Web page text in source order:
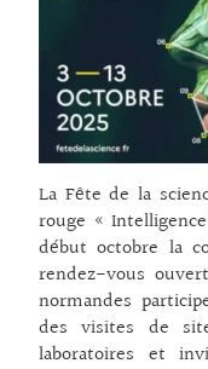
La Fête de la
rouge «
début octobre la
rendez-vous
normandes
des visites de
laboratoires et